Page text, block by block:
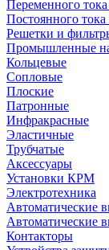
Переменного
Постоянного
Решетки и
Промышленные
Кольцевые
Сопловые
Плоские
Патронные
Инфракрасные
Эластичные
Трубчатые
Аксессуары
Установки КРМ
Электротехника
Автоматические
Автоматические
Контакторы